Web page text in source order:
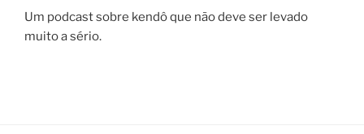
Um podcast sobre kendô que não deve ser levado
muito a sério.